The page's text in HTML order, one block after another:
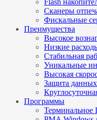
Flash
Сканеры
Фискальные
Преимущества
Высокое
Низкие
Стабильная
Уникальные
Высокая
Защита данных
Программы